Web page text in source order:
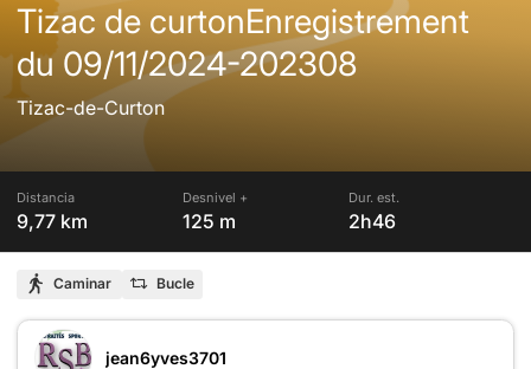
Tizac de curtonEnregistrement
du 09/11/2024-202308
Tizac-de-Curton
Distancia
9,77 km
Desnivel +
125 m
Dur. est.
2h46
Caminar Bucle
jean6yves3701